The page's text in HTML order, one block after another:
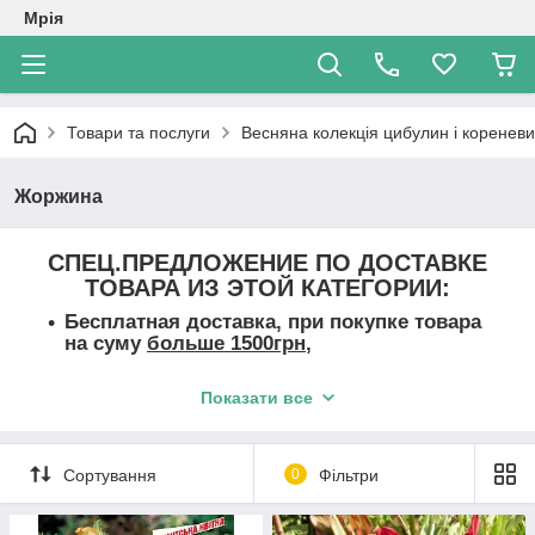
Мрія
Товари та послуги Весняна колекція цибулин і
Жоржина
СПЕЦ.ПРЕДЛОЖЕНИЕ ПО ДОСТАВКЕ
ТОВАРА ИЗ ЭТОЙ КАТЕГОРИИ:
Бесплатная доставка, при покупке товара
на суму больше 1500грн,
доставка за нас счет -- к двери
существует в Вашем городе)
P.S. Покупка товара подразумевает: заказ и 100%
предоплата.
Показати все
Сортування 0 Фільтри